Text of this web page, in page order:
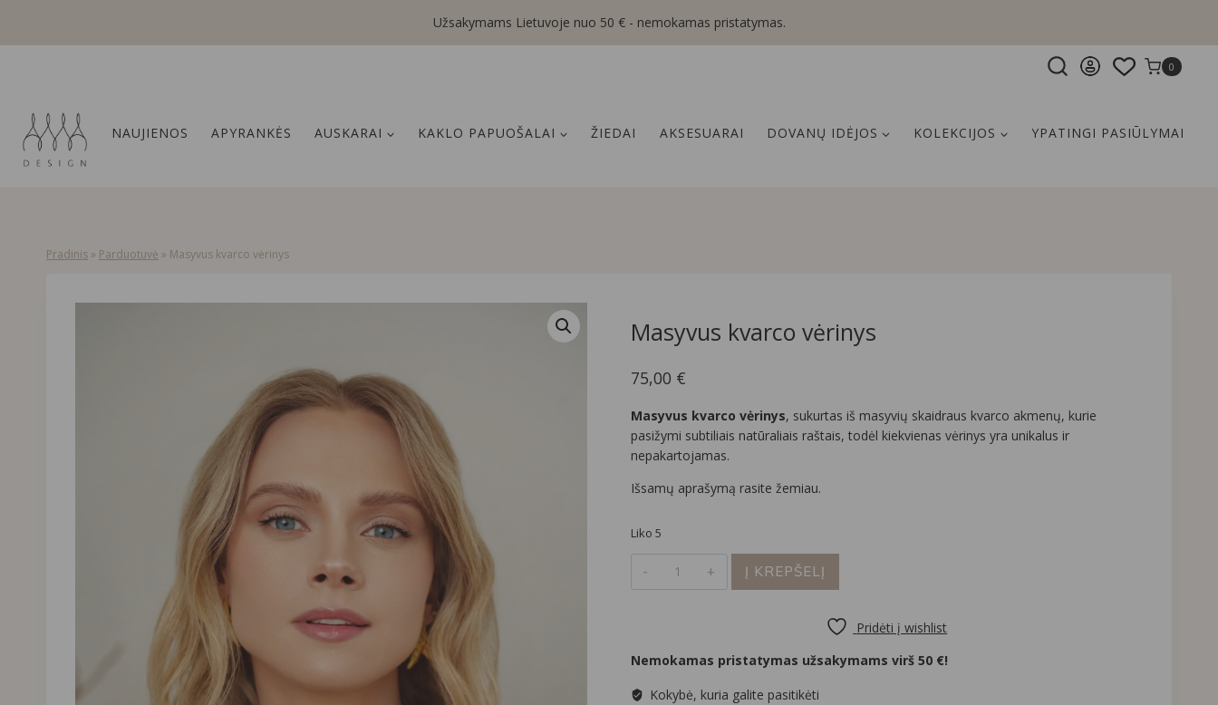
content
Užsakymams Lietuvoje nuo 50 € - nemokamas pristatymas.
0
NAUJIENOS APYRANKĖS AUSKARAI KAKLO PAPUOŠALAI ŽIEDAI AKSESUARAI DOVANŲ IDĖJOS KOLEKCIJOS YPATINGI PASIŪLYMAI
Pradinis » Parduotuvė » Masyvus kvarco vėrinys
Masyvus kvarco vėrinys
75,00 €
Masyvus kvarco vėrinys, sukurtas iš masyvių skaidraus kvarco akmenų, kurie
pasižymi subtiliais natūraliais raštais, todėl kiekvienas vėrinys yra unikalus ir
nepakartojamas.
Išsamų aprašymą rasite žemiau.
Liko 5
produkto
Į KREPŠELĮ
Pridėti į wishlist
Nemokamas pristatymas užsakymams virš 50 €!
Kokybė, kuria galite pasitikėti